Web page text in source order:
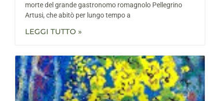
morte del grande gastronomo romagnolo Pellegrino
Artusi, che abitò per lungo tempo a
LEGGI TUTTO »